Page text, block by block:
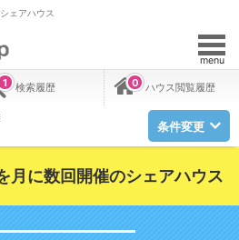
ェアハウス
menu
検索履歴
1 ハウス閲覧履歴
0
条件変更
月に数回開催のシェアハウス